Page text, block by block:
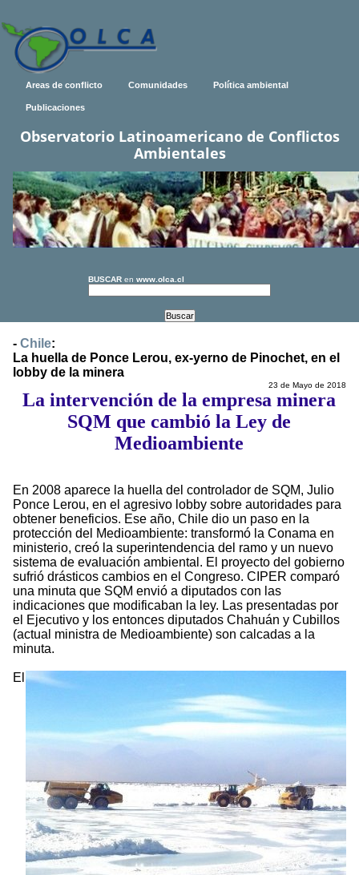
Areas de conflicto Comunidades Política ambiental
Publicaciones
Observatorio Latinoamericano de Conflictos
Ambientales
BUSCAR en www.olca.cl
- Chile:
La huella de Ponce Lerou, ex-yerno de Pinochet, en el
lobby de la minera
23 de Mayo de 2018
La intervención de la empresa minera
SQM que cambió la Ley de
Medioambiente
En 2008 aparece la huella del controlador de SQM, Julio
Ponce Lerou, en el agresivo lobby sobre autoridades para
obtener beneficios. Ese año, Chile dio un paso en la
protección del Medioambiente: transformó la Conama en
ministerio, creó la superintendencia del ramo y un nuevo
sistema de evaluación ambiental. El proyecto del gobierno
sufrió drásticos cambios en el Congreso. CIPER comparó
una minuta que SQM envió a diputados con las
indicaciones que modificaban la ley. Las presentadas por
el Ejecutivo y los entonces diputados Chahuán y Cubillos
(actual ministra de Medioambiente) son calcadas a la
minuta.
El